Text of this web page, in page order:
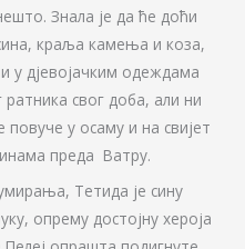
Знала је да ће доћи
краља камења и коза,
у дјевојачким одеждама
свог доба, али ни
у осаму и на свијет
преда Ватру.
Тетида је сину
опрему достојну хероја